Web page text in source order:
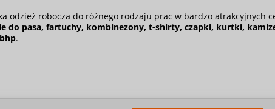
odzież robocza do różnego rodzaju prac w bardzo atrakcyjnych
do pasa, fartuchy, kombinezony, t-shirty, czapki, kurtki,
.